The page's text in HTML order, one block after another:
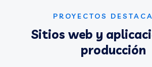
PROYECTOS
Sitios web y
producción